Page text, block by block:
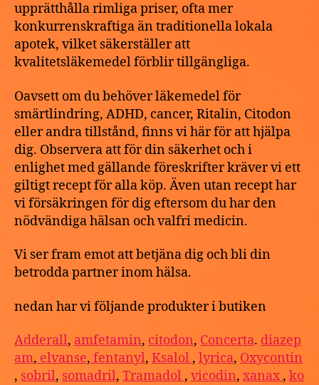
upprätthålla rimliga priser, ofta mer
konkurrenskraftiga än traditionella lokala
apotek, vilket säkerställer att
kvalitetsläkemedel förblir tillgängliga.
Oavsett om du behöver läkemedel för
smärtlindring, ADHD, cancer, Ritalin, Citodon
eller andra tillstånd, finns vi här för att hjälpa
dig. Observera att för din säkerhet och i
enlighet med gällande föreskrifter kräver vi ett
giltigt recept för alla köp. Även utan recept har
vi försäkringen för dig eftersom du har den
nödvändiga hälsan och valfri medicin.
Vi ser fram emot att betjäna dig och bli din
betrodda partner inom hälsa.
nedan har vi följande produkter i butiken
Adderall, amfetamin, citodon, Concerta. diazep
am, elvanse, fentanyl, Ksalol , lyrica, Oxycontin
, sobril, somadril, Tramadol , vicodin, xanax, ko